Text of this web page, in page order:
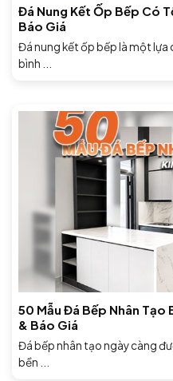
Đá Nung Kết Ốp Bếp Có
Báo Giá
Đá nung kết ốp bếp là một
bình ...
50 Mẫu Đá Bếp Nhân Tạo
& Báo Giá
Đá bếp nhân tạo ngày càng
bền ...